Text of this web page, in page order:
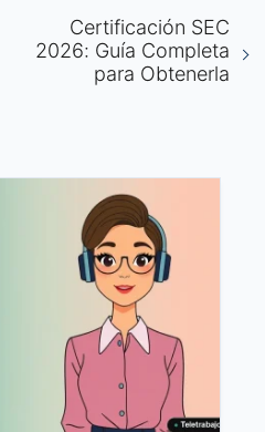
Certificación SEC
2026: Guía Completa
para Obtenerla